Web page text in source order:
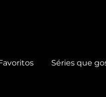
Séries que